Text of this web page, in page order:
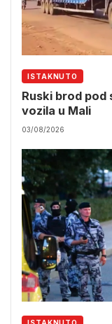
ISTAKNUTO
Ruski brod pod
vozila u Mali
03/08/2026